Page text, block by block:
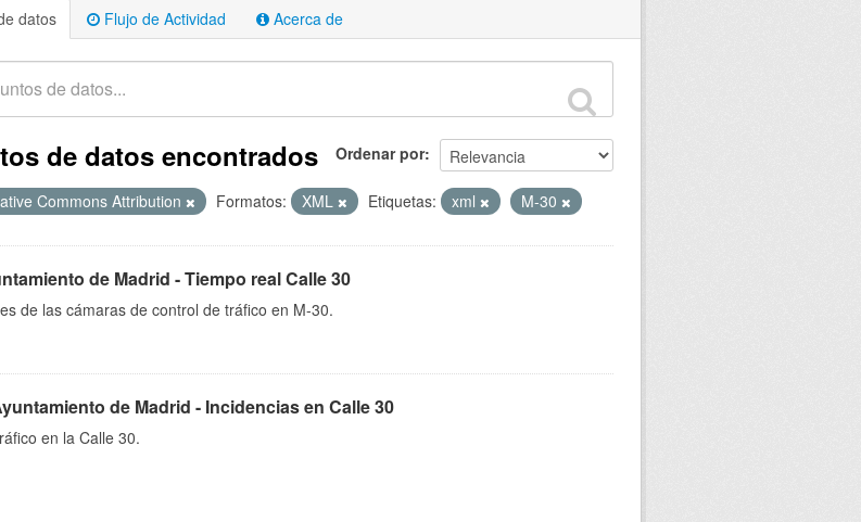
datos Flujo de Actividad Acerca de
Ordenar por
de datos encontrados
Commons Attribution Formatos: XML Etiquetas: xml M-30
de Madrid - Tiempo real Calle 30
de las cámaras de control de tráfico en M-30.
de Madrid - Incidencias en Calle 30
en la Calle 30.